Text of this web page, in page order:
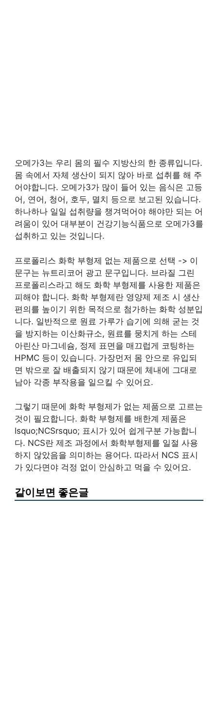
오메가3는 우리 몸의 필수 지방산의 한 종류입니다.
몸 속에서 자체 생산이 되지 않아 바로 섭취를 해 주
어야합니다. 오메가3가 많이 들어 있는 음식은 고등
어, 연어, 청어, 호두, 멸치 등으로 보고된 있습니다.
하나하나 일일 섭취량을 챙겨먹어야 해야만 되는 어
려움이 있어 대부분이 건강기능식품으로 오메가3를
섭취하고 있는 것입니다.
프로폴리스 화학 부형제 없는 제품으로 선택 -> 이
문구는 뉴트리코어 광고 문구입니다. 브라질 그린
프로폴리스라고 해도 화학 부형제를 사용한 제품은
피해야 합니다. 화학 부형제란 영양제 제조 시 생산
편의를 높이기 위한 목적으로 첨가하는 화학 성분입
니다. 일반적으로 원료 가루가 습기에 의해 굳는 것
을 방지하는 이산화규소, 원료를 뭉치게 하는 스테
아린산 마그네슘, 정제 표면을 매끄럽게 코팅하는
HPMC 등이 있습니다. 가장먼저 몸 안으로 유입되
면 밖으로 잘 배출되지 않기 때문에 체내에 그대로
남아 각종 부작용을 일으킬 수 있어요.
그렇기 때문에 화학 부형제가 없는 제품으로 고르는
것이 필요합니다. 화학 부형제를 배한계 제품은
lsquo;NCSrsquo; 표시가 있어 쉽게구분 가능합니
다. NCS란 제조 과정에서 화학부형제를 일절 사용
하지 않았음을 의미하는 용어다. 따라서 NCS 표시
가 있다면야 걱정 없이 안심하고 먹을 수 있어요.
같이보면 좋은글